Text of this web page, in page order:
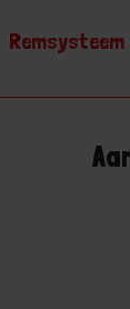
Remsysteem